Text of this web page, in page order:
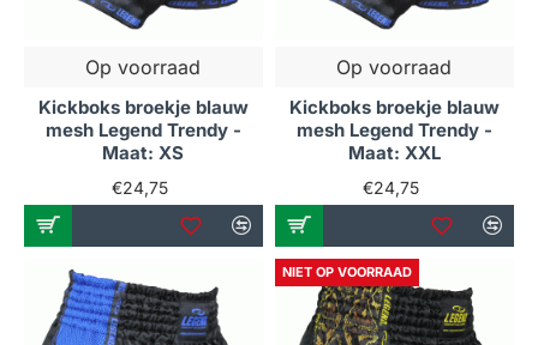
Op voorraad
Kickboks broekje blauw
mesh Legend Trendy -
Maat: XS
€24,75
Op voorraad
Kickboks broekje blauw
mesh Legend Trendy -
Maat: XXL
€24,75
NIET OP VOORRAAD